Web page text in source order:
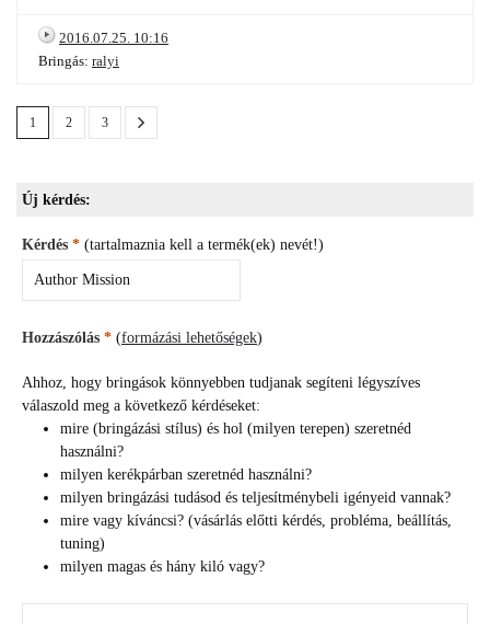
2016.07.25. 10:16
Bringás: ralyi
1 2 3
Új kérdés:
Kérdés * (tartalmaznia kell a termék(ek) nevét!)
Hozzászólás * (formázási lehetőségek)
Ahhoz, hogy bringások könnyebben tudjanak segíteni légyszíves
válaszold meg a következő kérdéseket:
mire (bringázási stílus) és hol (milyen terepen) szeretnéd
használni?
milyen kerékpárban szeretnéd használni?
milyen bringázási tudásod és teljesítménybeli igényeid vannak?
mire vagy kíváncsi? (vásárlás előtti kérdés, probléma, beállítás,
tuning)
milyen magas és hány kiló vagy?